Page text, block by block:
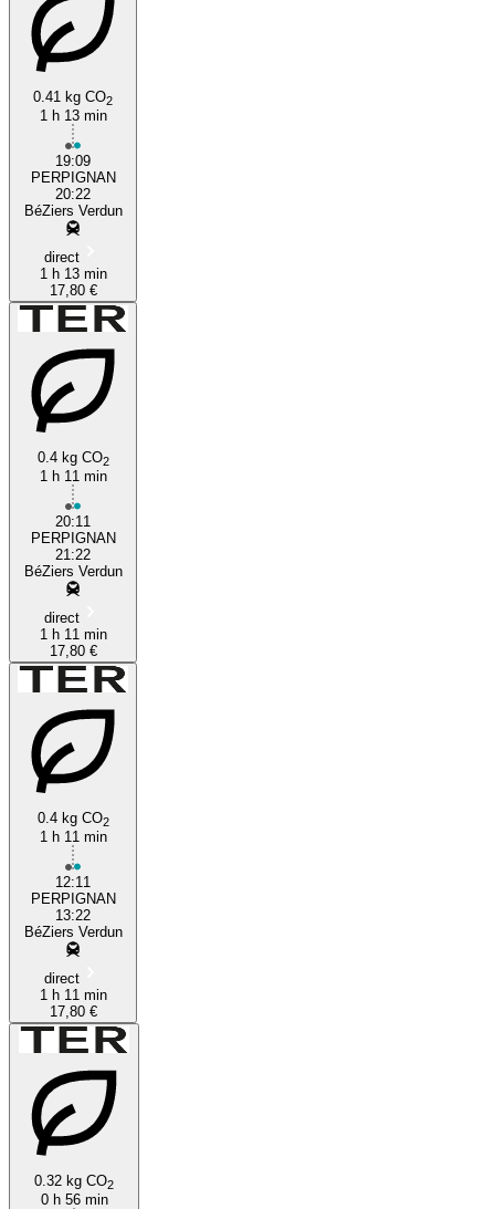
0.41 kg CO2
1 h 13 min
19:09
PERPIGNAN
20:22
BéZiers Verdun
direct
1 h 13 min
17,80 €
0.4 kg CO2
1 h 11 min
20:11
PERPIGNAN
21:22
BéZiers Verdun
direct
1 h 11 min
17,80 €
0.4 kg CO2
1 h 11 min
12:11
PERPIGNAN
13:22
BéZiers Verdun
direct
1 h 11 min
17,80 €
0.32 kg CO2
0 h 56 min